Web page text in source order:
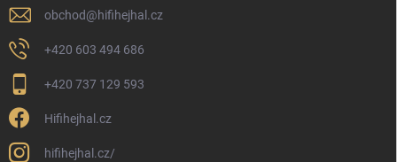
obchod@hifihejhal.cz
+420 603 494 686
+420 737 129 593
Hifihejhal.cz
hifihejhal.cz/